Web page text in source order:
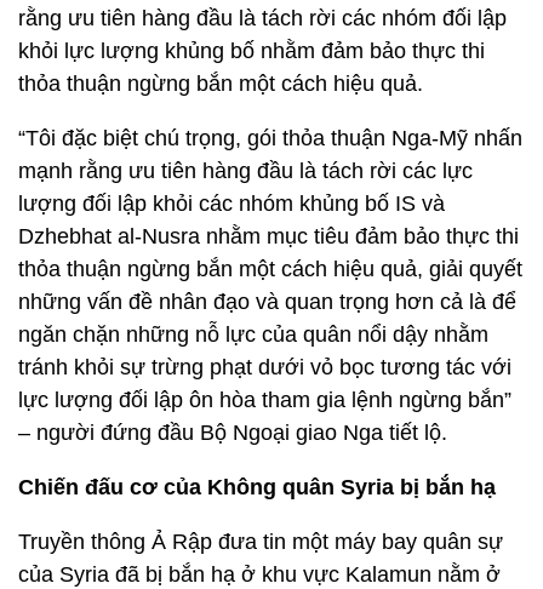
rằng ưu tiên hàng đầu là tách rời các nhóm đối lập
khỏi lực lượng khủng bố nhằm đảm bảo thực thi
thỏa thuận ngừng bắn một cách hiệu quả.
“Tôi đặc biệt chú trọng, gói thỏa thuận Nga-Mỹ nhấn
mạnh rằng ưu tiên hàng đầu là tách rời các lực
lượng đối lập khỏi các nhóm khủng bố IS và
Dzhebhat al-Nusra nhằm mục tiêu đảm bảo thực thi
thỏa thuận ngừng bắn một cách hiệu quả, giải quyết
những vấn đề nhân đạo và quan trọng hơn cả là để
ngăn chặn những nỗ lực của quân nổi dậy nhằm
tránh khỏi sự trừng phạt dưới vỏ bọc tương tác với
lực lượng đối lập ôn hòa tham gia lệnh ngừng bắn”
– người đứng đầu Bộ Ngoại giao Nga tiết lộ.
Chiến đấu cơ của Không quân Syria bị bắn hạ
Truyền thông Ả Rập đưa tin một máy bay quân sự
của Syria đã bị bắn hạ ở khu vực Kalamun nằm ở